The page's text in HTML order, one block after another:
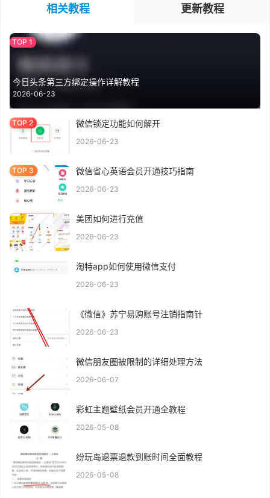
相关教程 更新教程
今日头条第三方绑定操作详解教程
2026-06-23
微信锁定功能如何解开
2026-06-23
微信省心英语会员开通技巧指南
2026-06-23
美团如何进行充值
2026-06-23
淘特app如何使用微信支付
2026-06-23
《微信》苏宁易购账号注销指南针
2026-06-23
微信朋友圈被限制的详细处理方法
2026-06-07
彩虹主题壁纸会员开通全教程
2026-05-08
纷玩岛退票退款到账时间全面教程
2026-05-08